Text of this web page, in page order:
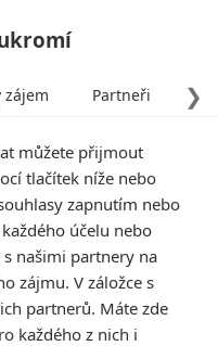
za
❯
zájem Partneři
můžete přijmout
tlačítek níže nebo
zapnutím nebo
účelu nebo
našimi partnery na
zájmu. V záložce s
partnerů. Máte zde
každého z nich i